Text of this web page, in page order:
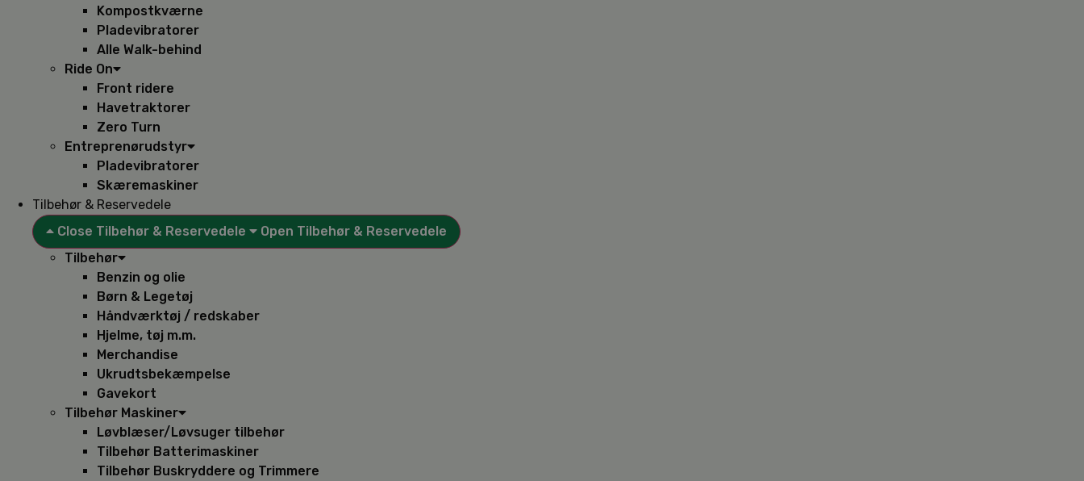
Kompostkværne
Pladevibratorer
Alle Walk-behind
Ride On
Front ridere
Havetraktorer
Zero Turn
Entreprenørudstyr
Pladevibratorer
Skæremaskiner
Tilbehør & Reservedele
Close Tilbehør & Reservedele
Open Tilbehør & Reservedele
Tilbehør
Benzin og olie
Børn & Legetøj
Håndværktøj / redskaber
Hjelme, tøj m.m.
Merchandise
Ukrudtsbekæmpelse
Gavekort
Tilbehør Maskiner
Løvblæser/Løvsuger tilbehør
Tilbehør Batterimaskiner
Tilbehør Buskryddere og Trimmere